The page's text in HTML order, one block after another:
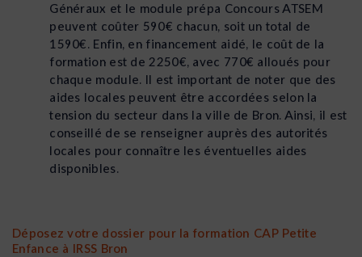
Généraux et le module prépa Concours ATSEM
peuvent coûter 590€ chacun, soit un total de
1590€. Enfin, en financement aidé, le coût de la
formation est de 2250€, avec 770€ alloués pour
chaque module. Il est important de noter que des
aides locales peuvent être accordées selon la
tension du secteur dans la ville de Bron. Ainsi, il est
conseillé de se renseigner auprès des autorités
locales pour connaître les éventuelles aides
disponibles.
Déposez votre dossier pour la formation CAP Petite
Enfance à IRSS Bron